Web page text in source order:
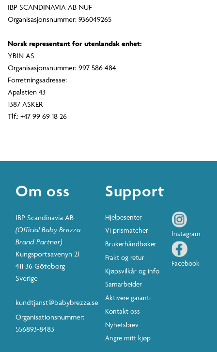
IBP SCANDINAVIA AB NUF
Organisasjonsnummer: 936049265
Norsk representant for utenlandsk enhet:
YBIN AS
Organisasjonsnummer: 997 586 484
Forretningsadresse:
Apalstien 43
1387 ASKER
Tlf.: +47 99 69 18 26
Om oss
IBP Scandinavia AB
(Official Baby Brezza
Brand Partner)
Kungsportsavenyn 21
411 36 Göteborg
Sverige
kundtjanst@babybrezza.se
Organisationsnummer:
556893-8483
Support
Hjelpesenter
Vi prismatcher
Brukerhåndbøker
Frakt og retur
Kjøpsvilkår og info
Samarbeider
Aktivere garanti
Kontakt oss
Nyhetsbrev
Angre mitt kjøp
Instagram
Facebook